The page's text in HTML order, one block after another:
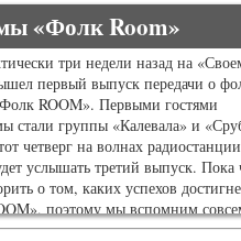
«Фолк Room»
три недели назад на
первый выпуск передачи о
ROOM». Первыми гостями
стали группы «Калевала» и
четверг на волнах радиостанции
услышать третий выпуск. Пока
о том, каких успехов
поэтому мы вспомним